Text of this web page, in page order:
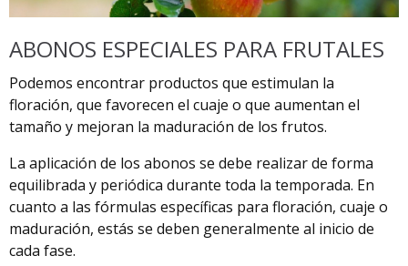
ABONOS ESPECIALES PARA FRUTALES
Podemos encontrar productos que estimulan la
floración, que favorecen el cuaje o que aumentan el
tamaño y mejoran la maduración de los frutos.
La aplicación de los abonos se debe realizar de forma
equilibrada y periódica durante toda la temporada. En
cuanto a las fórmulas específicas para floración, cuaje o
maduración, estás se deben generalmente al inicio de
cada fase.